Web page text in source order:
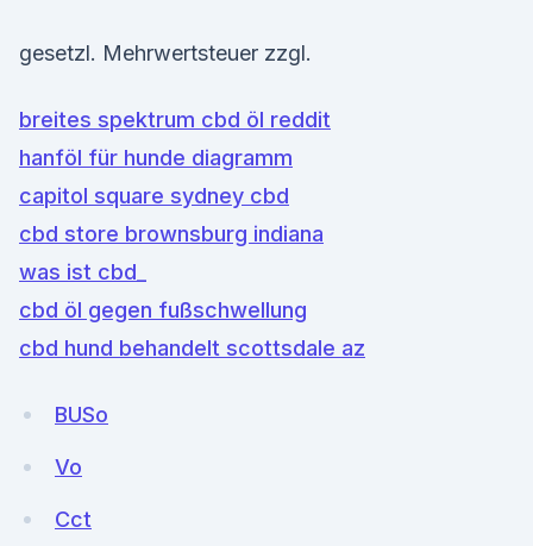
gesetzl. Mehrwertsteuer zzgl.
breites spektrum cbd öl reddit
hanföl für hunde diagramm
capitol square sydney cbd
cbd store brownsburg indiana
was ist cbd_
cbd öl gegen fußschwellung
cbd hund behandelt scottsdale az
BUSo
Vo
Cct